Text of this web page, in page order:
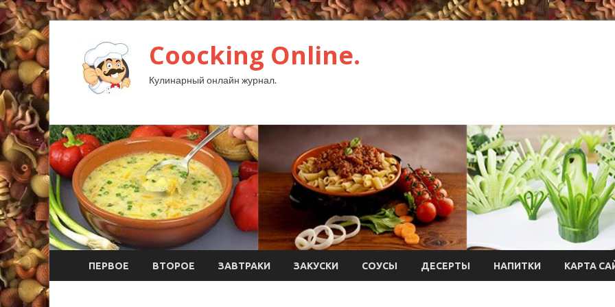
Coocking Online.
Кулинарный онлайн журнал.
ПЕРВОЕ ВТОРОЕ ЗАВТРАКИ ЗАКУСКИ СОУСЫ ДЕСЕРТЫ НАПИТКИ КАРТА